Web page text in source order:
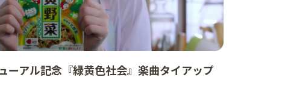
ーアル記念『緑黄色社会』楽曲タイアップ